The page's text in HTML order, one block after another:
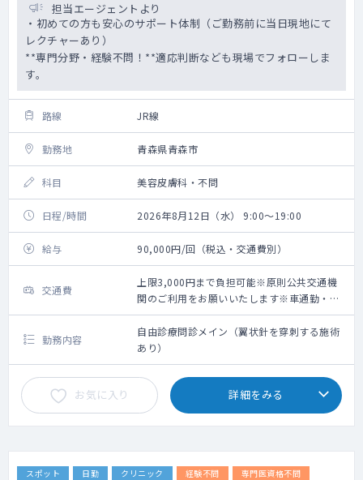
担当エージェントより
・初めての方も安心のサポート体制（ご勤務前に当日現地にて
レクチャーあり）
**専門分野・経験不問！**適応判断なども現場でフォローしま
す。
路線 JR線
勤務地 青森県青森市
科目 美容皮膚科・不問
日程/時間 2026年8月12日（水） 9:00～19:00
給与 90,000円/回（税込・交通費別）
交通費
上限3,000円まで負担可能※原則公共交通機
関のご利用をお願いいたします※車通勤・タ
クシー利用要相談
勤務内容
自由診療問診メイン（翼状針を穿刺する施術
あり）
お気に入り 詳細をみる
スポット 日勤 クリニック 経験不問 専門医資格不問